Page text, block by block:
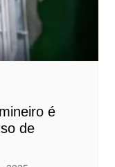
é
de